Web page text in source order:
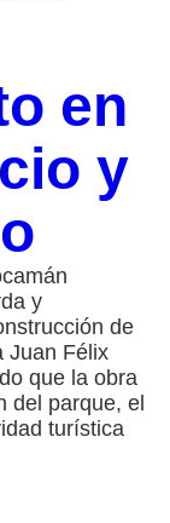
en
y
y
de
Juan Félix
que la obra
del parque, el
turística